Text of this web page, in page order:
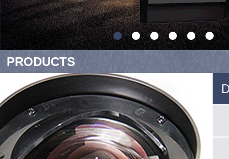
PRODUCTS